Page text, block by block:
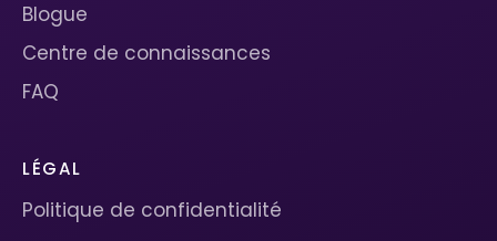
Blogue
Centre de connaissances
FAQ
LÉGAL
Politique de confidentialité